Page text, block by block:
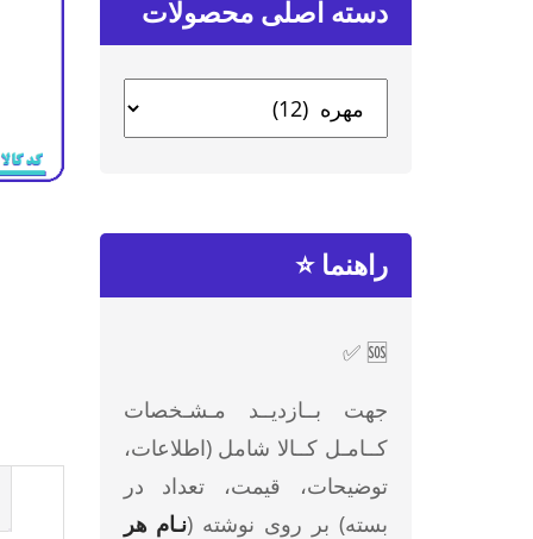
دسته‌ اصلی محصولات
راهنما ⭐
🆘 ✅
جهت بــازدیــد مـشـخصات
کــامـل کــالا شامل (اطلاعات،
توضیحات، قیمت، تعداد در
بسته) بر روی نوشته (نـام هر